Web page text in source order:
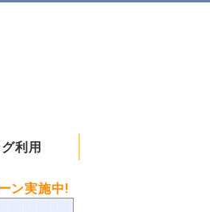
利用
ン実施中!